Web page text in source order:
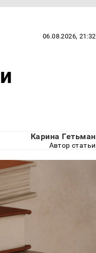
06.08.2026, 21:32
Карина Гетьман
Автор статьи